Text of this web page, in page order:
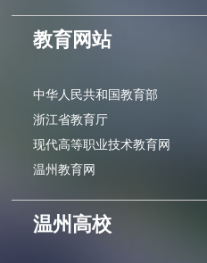
教育网站
中华人民共和国教育部
浙江省教育厅
现代高等职业技术教育网
温州教育网
温州高校